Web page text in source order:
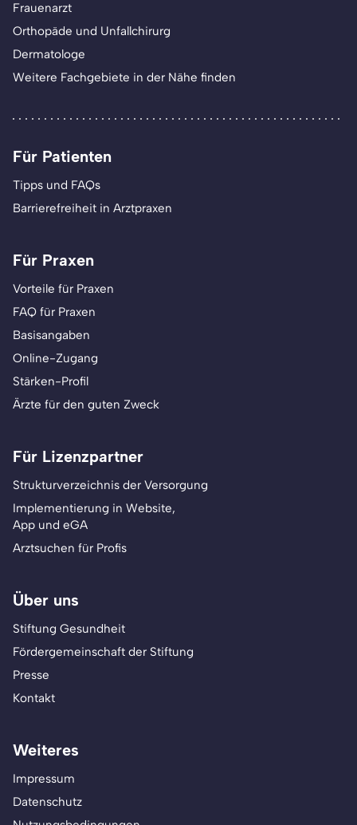
Frauenarzt
Orthopäde und Unfallchirurg
Dermatologe
Weitere Fachgebiete in der Nähe finden
Für Patienten
Tipps und FAQs
Barrierefreiheit in Arztpraxen
Für Praxen
Vorteile für Praxen
FAQ für Praxen
Basisangaben
Online-Zugang
Stärken-Profil
Ärzte für den guten Zweck
Für Lizenzpartner
Strukturverzeichnis der Versorgung
Implementierung in Website,
App und eGA
Arztsuchen für Profis
Über uns
Stiftung Gesundheit
Fördergemeinschaft der Stiftung
Presse
Kontakt
Weiteres
Impressum
Datenschutz